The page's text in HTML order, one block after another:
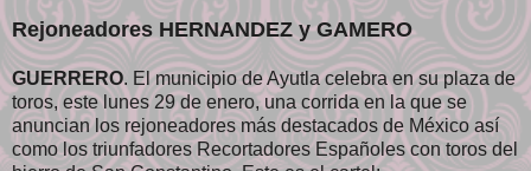
Rejoneadores HERNANDEZ y GAMERO
GUERRERO. El municipio de Ayutla celebra en su plaza de
toros, este lunes 29 de enero, una corrida en la que se
anuncian los rejoneadores más destacados de México así
como los triunfadores Recortadores Españoles con toros del